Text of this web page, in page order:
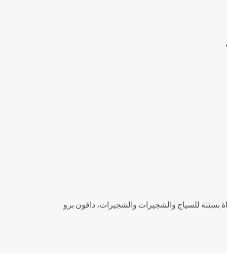
بستنة للسياج والشجيرات والشجيرات، دافون برو